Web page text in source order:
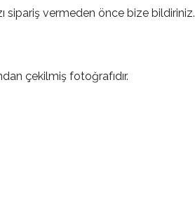
sipariş vermeden önce bize bildiriniz.
çekilmiş fotoğrafıdır.